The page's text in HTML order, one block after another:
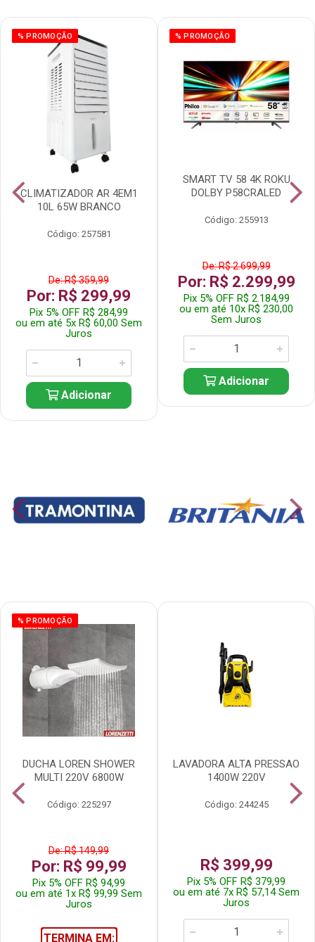
% PROMOÇÃO
CLIMATIZADOR AR 4EM1
10L 65W BRANCO
Código: 257581
De: R$ 359,99
Por: R$ 299,99
Pix 5% OFF R$ 284,99
ou em até 5x R$ 60,00 Sem
Juros
Adicionar
% PROMOÇÃO
SMART TV 58 4K ROKU
DOLBY P58CRALED
Código: 255913
De: R$ 2.699,99
Por: R$ 2.299,99
Pix 5% OFF R$ 2.184,99
ou em até 10x R$ 230,00
Sem Juros
Adicionar
% PROMOÇÃO
DUCHA LOREN SHOWER
MULTI 220V 6800W
Código: 225297
De: R$ 149,99
Por: R$ 99,99
Pix 5% OFF R$ 94,99
ou em até 1x R$ 99,99 Sem
Juros
TERMINA EM:
LAVADORA ALTA PRESSAO
1400W 220V
Código: 244245
R$ 399,99
Pix 5% OFF R$ 379,99
ou em até 7x R$ 57,14 Sem
Juros